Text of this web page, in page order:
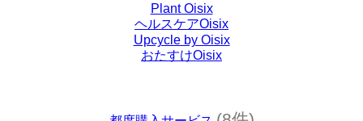
Plant Oisix
ヘルスケアOisix
Upcycle by Oisix
おたすけOisix